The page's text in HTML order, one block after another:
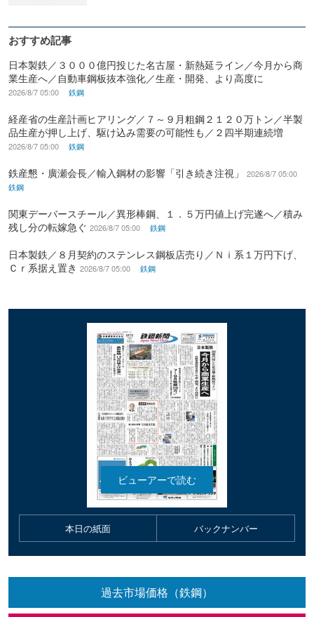
おすすめ記事
日本製鉄／３０００億円投じた名古屋・新熱延ライン／今月から商
業生産へ／自動車鋼板抜本強化／生産・開発、より高度に
2026/8/7 05:00 鉄鋼
経産省の生産計画ヒアリング／７～９月粗鋼２１２０万トン／半製
品生産が押し上げ、駆け込み需要の可能性も／２四半期連続増
2026/8/7 05:00 鉄鋼
鉄産懇・廣瀬会長／輸入鋼材の影響「引き続き注視」
2026/8/7 05:00
鉄鋼
関東デーバースチール／異形棒鋼、１．５万円値上げ完遂へ／積み
残し分の転嫁急ぐ 2026/8/7 05:00 鉄鋼
日本製鉄／８月契約のステンレス鋼板店売り／Ｎｉ系１万円下げ、
Ｃｒ系据え置き 2026/8/7 05:00 鉄鋼
本日の紙面 バックナンバー
過去市場価格（鉄鋼）